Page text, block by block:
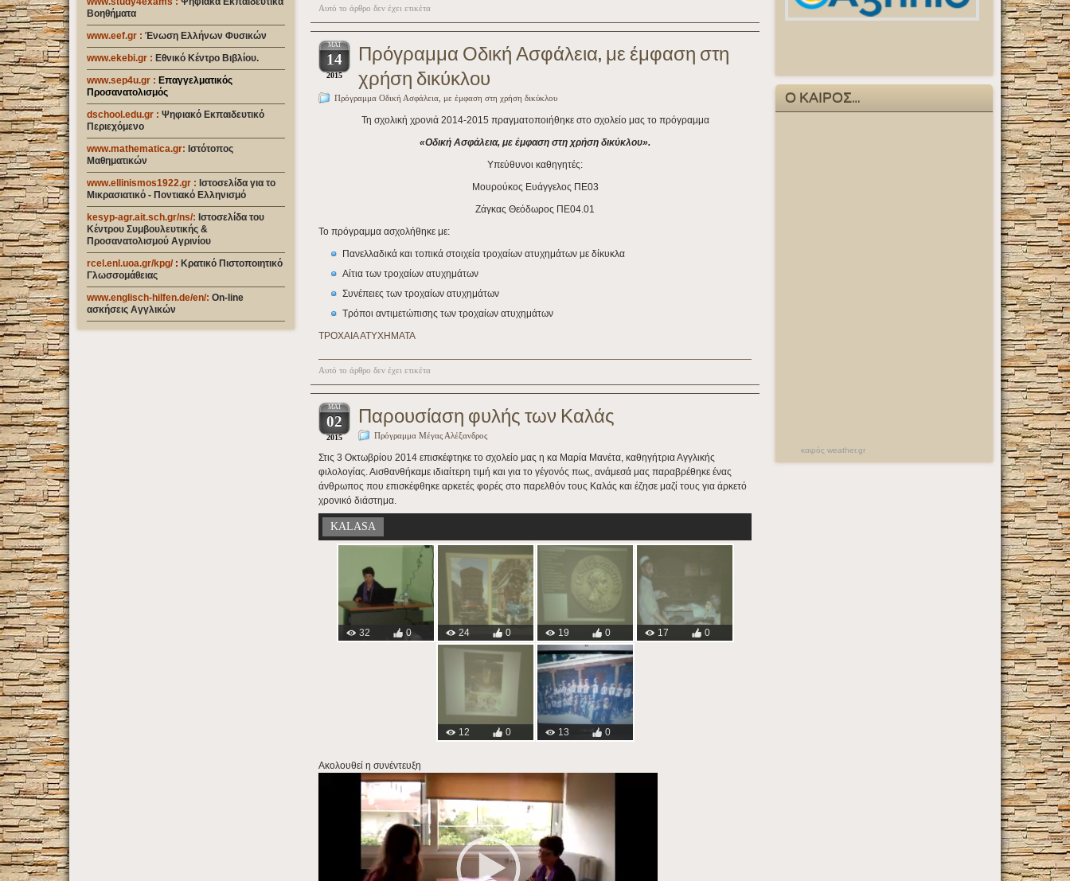
Βοηθήματα
www.eef.gr : Ένωση Ελλήνων Φυσικών
www.ekebi.gr : Εθνικό Κέντρο Βιβλίου.
www.sep4u.gr : Επαγγελματικός
Προσανατολισμός
dschool.edu.gr : Ψηφιακό Εκπαιδευτικό
Περιεχόμενο
www.mathematica.gr: Ιστότοπος
Μαθηματικών
www.ellinismos1922.gr : Ιστοσελίδα για το
Μικρασιατικό - Ποντιακό Ελληνισμό
kesyp-agr.ait.sch.gr/ns/: Ιστοσελίδα του
Κέντρου Συμβουλευτικής &
Προσανατολισμού Αγρινίου
rcel.enl.uoa.gr/kpg/ : Κρατικό Πιστοποιητικό
Γλωσσομάθειας
www.englisch-hilfen.de/en/: On-line
ασκήσεις Αγγλικών
Αυτό το άρθρο δεν έχει ετικέτα
ΜΆΙ
14
2015
Πρόγραμμα Οδική Ασφάλεια, με έμφαση στη
χρήση δικύκλου
Πρόγραμμα Οδική Ασφάλεια, με έμφαση στη χρήση δικύκλου
Τη σχολική χρονιά 2014-2015 πραγματοποιήθηκε στο σχολείο μας το πρόγραμμα
«Οδική Ασφάλεια, με έμφαση στη χρήση δικύκλου».
Υπεύθυνοι καθηγητές:
Μουρούκος Ευάγγελος ΠΕ03
Ζάγκας Θεόδωρος ΠΕ04.01
Το πρόγραμμα ασχολήθηκε με:
Πανελλαδικά και τοπικά στοιχεία τροχαίων ατυχημάτων με δίκυκλα
Αίτια των τροχαίων ατυχημάτων
Συνέπειες των τροχαίων ατυχημάτων
Τρόποι αντιμετώπισης των τροχαίων ατυχημάτων
ΤΡΟΧΑΙΑ ΑΤΥΧΗΜΑΤΑ
Αυτό το άρθρο δεν έχει ετικέτα
ΜΆΙ
02
2015
Παρουσίαση φυλής των Καλάς
Πρόγραμμα Μέγας Αλέξανδρος
Στις 3 Οκτωβρίου 2014 επισκέφτηκε το σχολείο μας η κα Μαρία Μανέτα, καθηγήτρια Αγγλικής
φιλολογίας. Αισθανθήκαμε ιδιαίτερη τιμή και για το γέγονός πως, ανάμεσά μας παραβρέθηκε ένας
άνθρωπος που επισκέφθηκε αρκετές φορές στο παρελθόν τους Καλάς και έζησε μαζί τους για άρκετό
χρονικό διάστημα.
KALASA
32 0 24 0 19 0 17 0
12 0 13 0
Ακολουθεί η συνέντευξη
Ο ΚΑΙΡΟΣ…
καιρός weather.gr